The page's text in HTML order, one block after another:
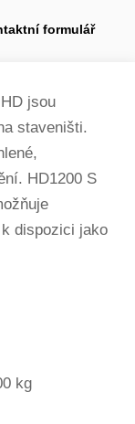
formulář
jsou
staveništi.
HD1200 S
dispozici jako
kg